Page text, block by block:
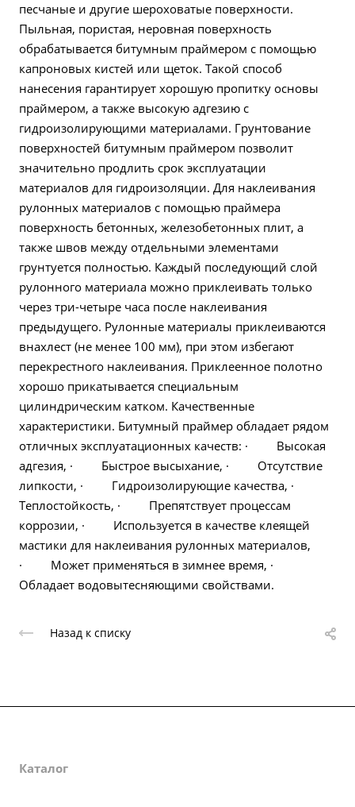
песчаные и другие шероховатые поверхности.
Пыльная, пористая, неровная поверхность
обрабатывается битумным праймером с помощью
капроновых кистей или щеток. Такой способ
нанесения гарантирует хорошую пропитку основы
праймером, а также высокую адгезию с
гидроизолирующими материалами. Грунтование
поверхностей битумным праймером позволит
значительно продлить срок эксплуатации
материалов для гидроизоляции. Для наклеивания
рулонных материалов с помощью праймера
поверхность бетонных, железобетонных плит, а
также швов между отдельными элементами
грунтуется полностью. Каждый последующий слой
рулонного материала можно приклеивать только
через три-четыре часа после наклеивания
предыдущего. Рулонные материалы приклеиваются
внахлест (не менее 100 мм), при этом избегают
перекрестного наклеивания. Приклеенное полотно
хорошо прикатывается специальным
цилиндрическим катком. Качественные
характеристики. Битумный праймер обладает рядом
отличных эксплуатационных качеств: · Высокая
адгезия, · Быстрое высыхание, · Отсутствие
липкости, · Гидроизолирующие качества, ·
Теплостойкость, · Препятствует процессам
коррозии, · Используется в качестве клеящей
мастики для наклеивания рулонных материалов,
· Может применяться в зимнее время, ·
Обладает водовытесняющими свойствами.
Назад к списку
Каталог